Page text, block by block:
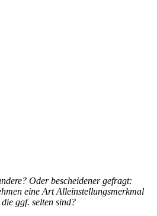
Oder bescheidener gefragt:
eine Art Alleinstellungsmerkmal
ggf. selten sind?